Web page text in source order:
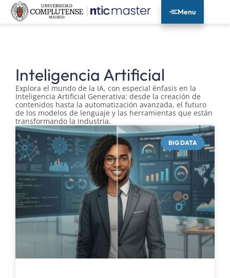
Menu
Inteligencia Artificial
Explora el mundo de la IA, con especial énfasis en la
Inteligencia Artificial Generativa: desde la creación de
contenidos hasta la automatización avanzada, el futuro
de los modelos de lenguaje y las herramientas que están
transformando la industria.
BIG DATA